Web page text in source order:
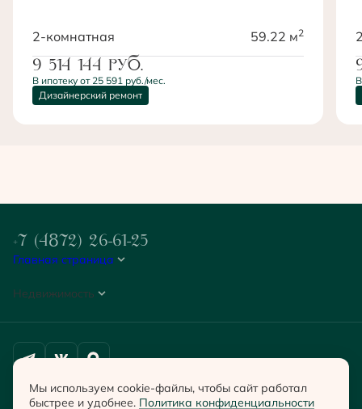
2-комнатная 59.22 м2
9 514 144 руб.
В ипотеку от 25 591 руб./мес.
Дизайнерский ремонт
Главная страница
Недвижимость
+7 (4872) 26-61-25
Политика конфиденциальности
Согласие на обработку персональных данных
Мы используем cookie-файлы, чтобы сайт работал
быстрее и удобнее. Политика конфиденциальности